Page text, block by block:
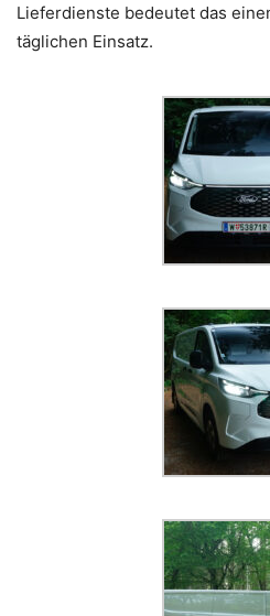
Lieferdienste bedeutet das
täglichen Einsatz.